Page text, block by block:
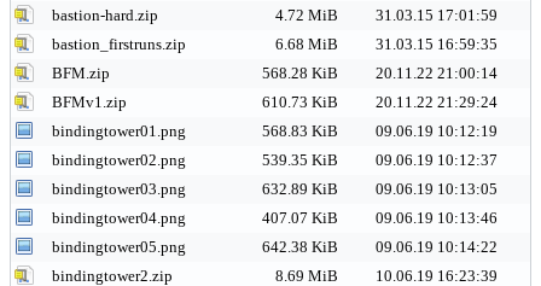
bastion-hard.zip
4.72 MiB
31.03.15 17:01:59
bastion_firstruns.zip
6.68 MiB
31.03.15 16:59:35
BFM.zip
568.28 KiB
20.11.22 21:00:14
BFMv1.zip
610.73 KiB
20.11.22 21:29:24
bindingtower01.png
568.83 KiB
09.06.19 10:12:19
bindingtower02.png
539.35 KiB
09.06.19 10:12:37
bindingtower03.png
632.89 KiB
09.06.19 10:13:05
bindingtower04.png
407.07 KiB
09.06.19 10:13:46
bindingtower05.png
642.38 KiB
09.06.19 10:14:22
bindingtower2.zip
8.69 MiB
10.06.19 16:23:39